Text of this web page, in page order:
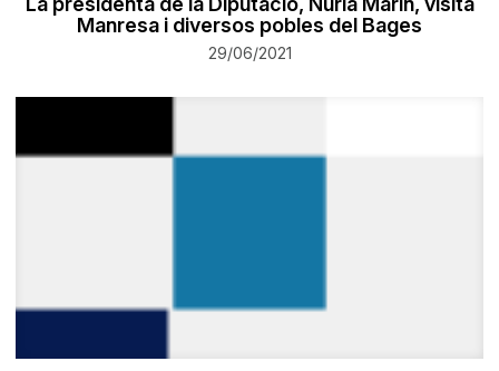
Manresa i diversos pobles del Bages
29/06/2021